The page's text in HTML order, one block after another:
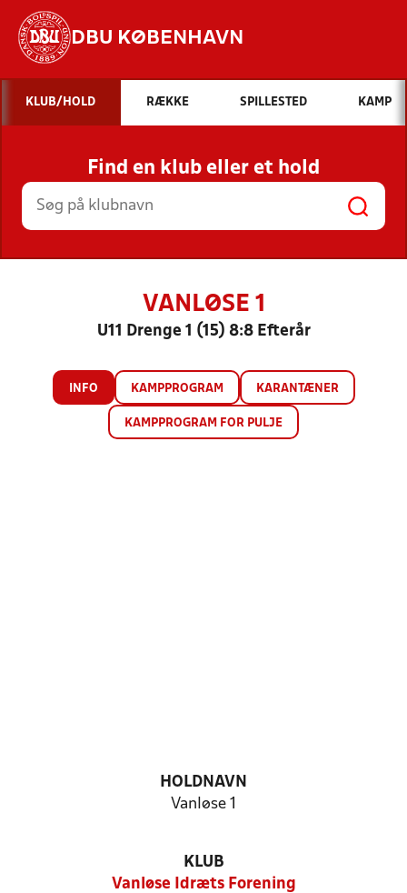
DBU KØBENHAVN
Hvad vil du søge efter?
INDHOLD OG NYHEDER
STILLINGER, RESULTATER, KLUBBER OG
HOLD
KLUB/HOLD RÆKKE SPILLESTED KAMP
Find en klub eller et hold
VANLØSE 1
U11 Drenge 1 (15) 8:8 Efterår
INFO KAMPPROGRAM KARANTÆNER
KAMPPROGRAM FOR PULJE
HOLDNAVN
Vanløse 1
KLUB
Vanløse Idræts Forening